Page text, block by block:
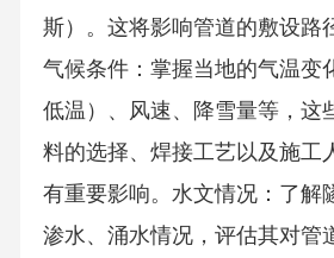
斯）。这将影响管道的敷设路
气候条件：掌握当地的气温变
低温）、风速、降雪量等，这
料的选择、焊接工艺以及施工
有重要影响。水文情况：了解
渗水、涌水情况，评估其对管